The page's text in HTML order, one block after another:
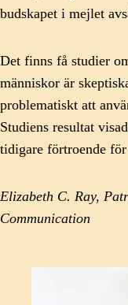
budskapet i mejlet
Det finns få studier
människor är
problematiskt att
Studiens resultat
tidigare förtroende
Elizabeth C. Ray,
Communication